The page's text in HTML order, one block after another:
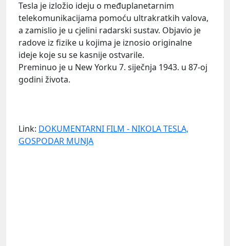
Tesla je izložio ideju o međuplanetarnim
telekomunikacijama pomoću ultrakratkih valova,
a zamislio je u cjelini radarski sustav. Objavio je
radove iz fizike u kojima je iznosio originalne
ideje koje su se kasnije ostvarile.
Preminuo je u New Yorku 7. siječnja 1943. u 87-oj
godini života.
Link: DOKUMENTARNI FILM - NIKOLA TESLA,
GOSPODAR MUNJA